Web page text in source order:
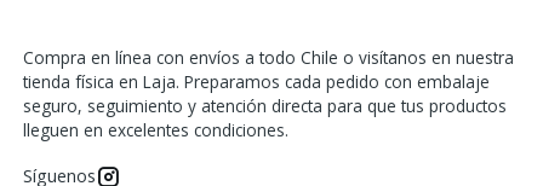
Compra en línea con envíos a todo Chile o visítanos en nuestra
tienda física en Laja. Preparamos cada pedido con embalaje
seguro, seguimiento y atención directa para que tus productos
lleguen en excelentes condiciones.
Síguenos